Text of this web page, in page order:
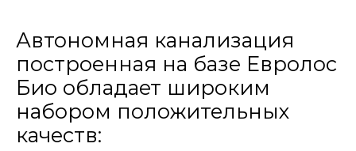
Автономная канализация
построенная на базе Евролос
Био обладает широким
набором положительных
качеств: